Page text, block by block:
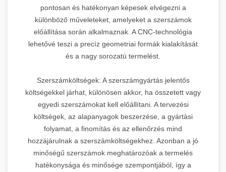
pontosan és hatékonyan képesek elvégezni a
különböző műveleteket, amelyeket a szerszámok
előállítása során alkalmaznak. A CNC-technológia
lehetővé teszi a precíz geometriai formák kialakítását
és a nagy sorozatú termelést.
Szerszámköltségek: A szerszámgyártás jelentős
költségekkel járhat, különösen akkor, ha összetett vagy
egyedi szerszámokat kell előállítani. A tervezési
költségek, az alapanyagok beszerzése, a gyártási
folyamat, a finomítás és az ellenőrzés mind
hozzájárulnak a szerszámköltségekhez. Azonban a jó
minőségű szerszámok meghatározóak a termelés
hatékonysága és minősége szempontjából, így a